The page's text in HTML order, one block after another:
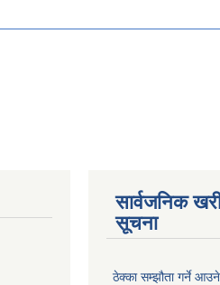
सार्वजनिक
सूचना
ठेक्का सम्झौता गर्ने आउने